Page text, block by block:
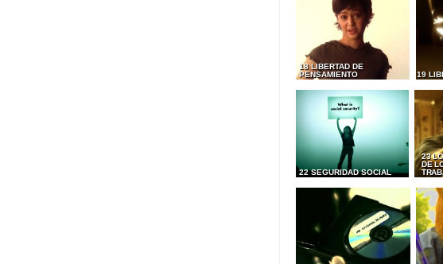
18 LIBERTAD DE
PENSAMIENTO
19
22 SEGURIDAD SOCIAL
23
DE